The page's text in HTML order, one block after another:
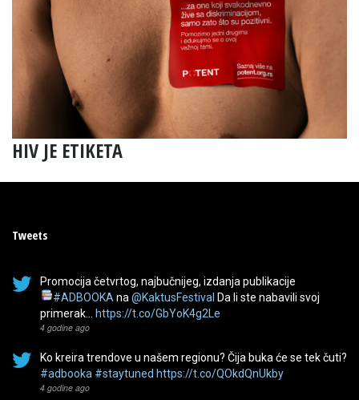
HIV JE ETIKETA
Tweets
Promocija četvrtog, najbučnijeg, izdanja publikacije
#ADBOOKA na @KaktusFestival Da li ste nabavili svoj
primerak…
https://t.co/GbYoK4g2Le
4 godine ago
Ko kreira trendove u našem regionu? Čija buka će se tek čuti?
#adbooka #staytuned https://t.co/QOkdQnUkby
4 godine ago